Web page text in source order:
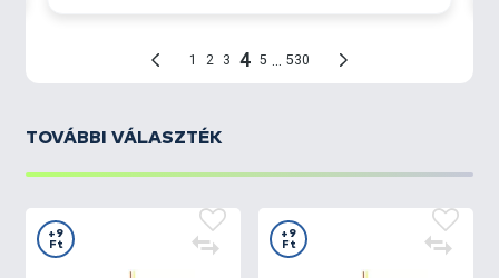
TOVÁBBI VÁLASZTÉK
+9
Ft
+9
Ft